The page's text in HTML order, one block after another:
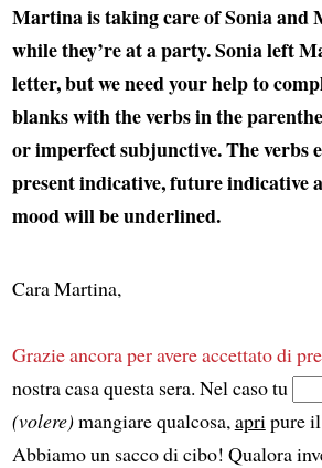
Martina is taking care of Sonia and
while they’re at a party. Sonia left
letter, but we need your help to
blanks with the verbs in the
or imperfect subjunctive. The verbs
present indicative, future indicative
mood will be underlined.
Cara Martina,
Grazie ancora per avere accettato di
nostra casa questa sera. Nel caso tu
(volere)mangiare qualcosa, apri pure il
Abbiamo un sacco di cibo! Qualora